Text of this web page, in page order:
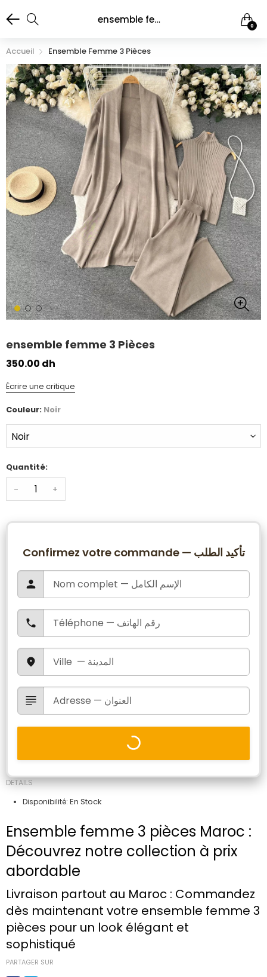
ensemble femme 3 Pièces 0
Accueil Ensemble Femme 3 Pièces
ensemble femme 3 Pièces
350.00 dh
Écrire une critique
Couleur: Noir
Quantité:
- +
Confirmez votre commande — تأكيد الطلب
DETAILS
Disponibilité: En Stock
Ensemble femme 3 pièces Maroc :
Découvrez notre collection à prix
abordable
Livraison partout au Maroc : Commandez
dès maintenant votre ensemble femme 3
pièces pour un look élégant et
sophistiqué
PARTAGER SUR